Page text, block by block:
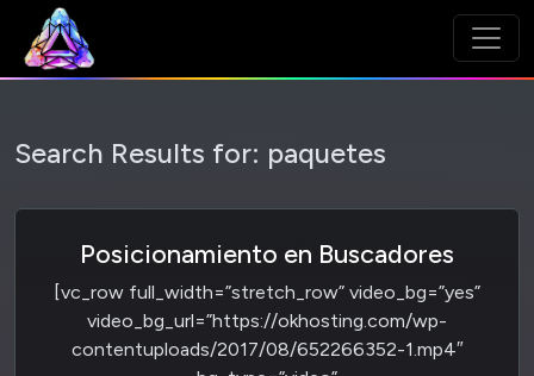
Search Results for: paquetes
Posicionamiento en Buscadores
[vc_row full_width=”stretch_row” video_bg=”yes”
video_bg_url=”https://okhosting.com/wp-
contentuploads/2017/08/652266352-1.mp4″